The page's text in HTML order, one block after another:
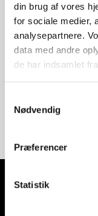
din brug af vores
for sociale medier,
analysepartnere.
data med andre
de har indsamlet
Nødvendig
Præferencer
Statistik
Tak til
den fine
her:
https://
bilsalger-